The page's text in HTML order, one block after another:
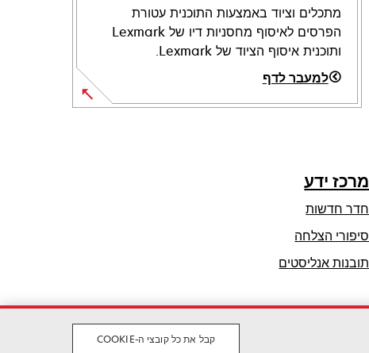
מתכלים וציוד באמצעות התוכנית עטורת
הפרסים לאיסוף מחסניות דיו של Lexmark
ותוכנית איסוף הציוד של Lexmark.
למעבר לדף
מרכז ידע
חדר חדשות
סיפורי הצלחה
תובנות אנליסטים
קבל את כל קובצי ה-COOKIE